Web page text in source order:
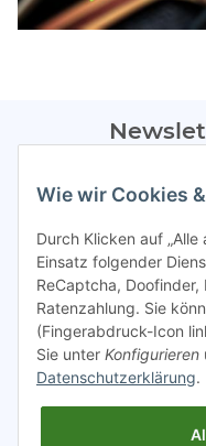
Bitte sendet mir
regelmäßig Infos
Gesetzliche Informationen
Wie wir Cookies
Durch Klicken auf
Einsatz folgender
ReCaptcha,
Ratenzahlung. Sie
(Fingerabdruck-Icon
Sie unter Konfigurieren
Datenschutzerklärung.